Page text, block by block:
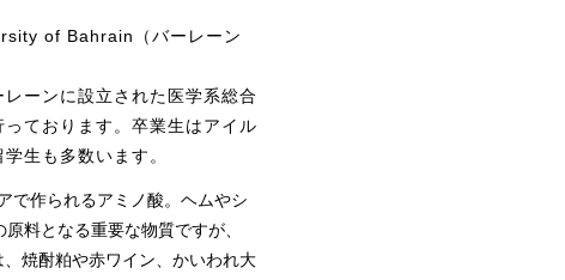
of Bahrain（バーレーン
ーンに設立された医学系総合
ております。卒業生はアイル
生も多数います。
で作られるアミノ酸。ヘムやシ
料となる重要な物質ですが、
焼酎粕や赤ワイン、かいわれ大